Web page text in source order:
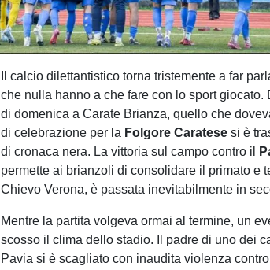
Il calcio dilettantistico torna tristemente a far
che nulla hanno a che fare con lo sport giocato.
di domenica a Carate Brianza, quello che
di celebrazione per la Folgore Caratese si è
di cronaca nera. La vittoria sul campo contro il
permette ai brianzoli di consolidare il primato e
Chievo Verona, è passata inevitabilmente in
Mentre la partita volgeva ormai al termine, un
scosso il clima dello stadio. Il padre di uno dei
Pavia si è scagliato con inaudita violenza